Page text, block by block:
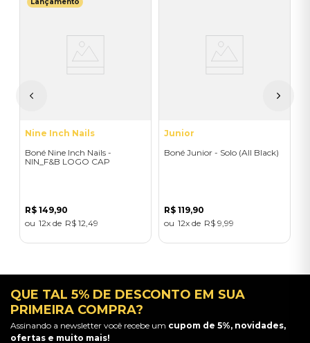
Nine Inch Nails
Boné Nine Inch Nails -
NIN_F&B LOGO CAP
R$ 149,90
12
R$ 12 49
Junior
Boné Junior - Solo (All Black)
R$ 119,90
12
R$ 9 99
QUE TAL 5% DE DESCONTO EM SUA
PRIMEIRA COMPRA?
Assinando a newsletter você recebe um cupom de 5%, novidades,
ofertas e muito mais!